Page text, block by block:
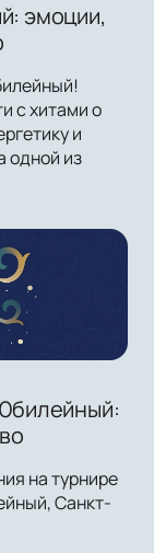
эмоции,
с хитами о
и
одной из
на турнире
Санкт-